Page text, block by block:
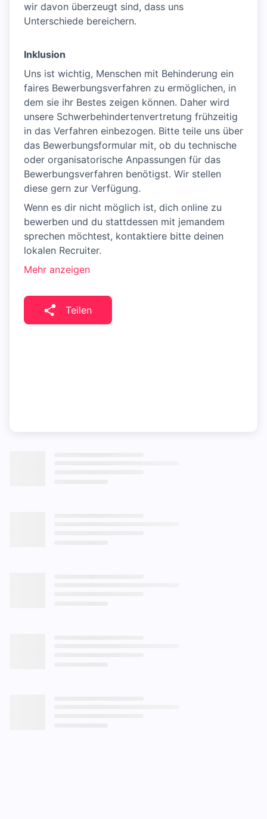
wir davon überzeugt sind, dass uns
Unterschiede bereichern.
Inklusion
Uns ist wichtig, Menschen mit Behinderung ein
faires Bewerbungsverfahren zu ermöglichen, in
dem sie ihr Bestes zeigen können. Daher wird
unsere Schwerbehindertenvertretung frühzeitig
in das Verfahren einbezogen. Bitte teile uns über
das Bewerbungsformular mit, ob du technische
oder organisatorische Anpassungen für das
Bewerbungsverfahren benötigst. Wir stellen
diese gern zur Verfügung.
Wenn es dir nicht möglich ist, dich online zu
bewerben und du stattdessen mit jemandem
sprechen möchtest, kontaktiere bitte deinen
lokalen Recruiter.
Mehr anzeigen
Teilen